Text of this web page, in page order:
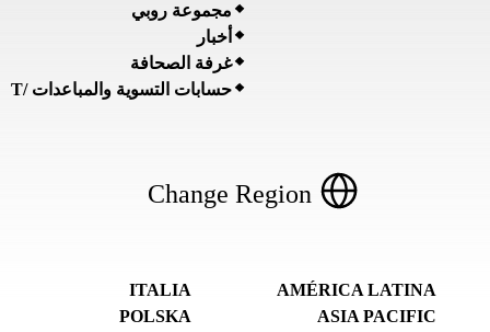
مجموعة روبي
أخبار
غرفة الصحافة
حسابات التسوية والمباعدات /T
Change Region
AMÉRICA LATINA
ASIA PACIFIC
ITALIA
POLSKA